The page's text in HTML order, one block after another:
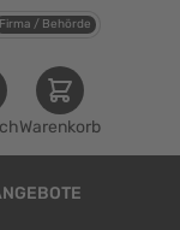
Firma / Behörde
Warenkorb